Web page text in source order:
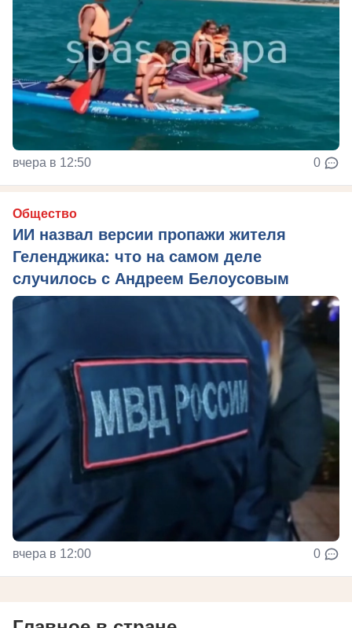
вчера в 12:50 0
Общество
ИИ назвал версии пропажи жителя
Геленджика: что на самом деле
случилось с Андреем Белоусовым
вчера в 12:00 0